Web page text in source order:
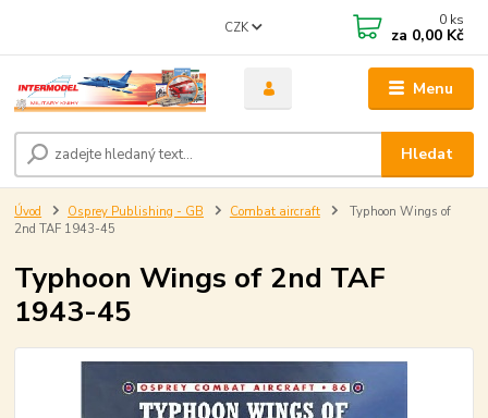
Menu
CZK
Hledat
0 ks
za 0,00 Kč
Úvod Osprey Publishing - GB Combat aircraft
Typhoon Wings of
2nd TAF 1943-45
Typhoon Wings of 2nd TAF
1943-45